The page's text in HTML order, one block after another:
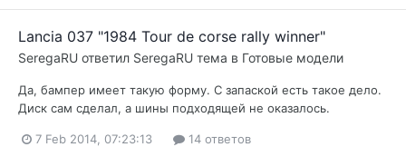
Lancia 037 "1984 Tour de corse rally winner"
SeregaRU ответил SeregaRU тема в Готовые модели
Да, бампер имеет такую форму. C запаской есть такое дело.
Диск сам сделал, а шины подходящей не оказалось.
7 Feb 2014, 07:23:13 14 ответов